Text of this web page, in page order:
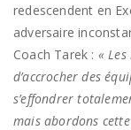
redescendent en
adversaire
Coach Tarek : «
d’accrocher des
s’effondrer
mais abordons